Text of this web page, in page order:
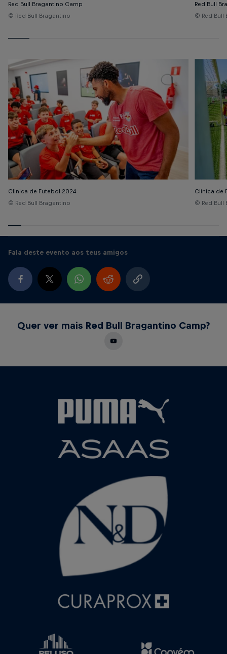
Red Bull Bragantino Camp
© Red Bull Bragantino
Red Bull
© Red Bull
Clinica de Futebol 2024
© Red Bull Bragantino
Clinica de
© Red Bull
Fala deste evento aos teus amigos
Quer ver mais Red Bull Bragantino Camp?